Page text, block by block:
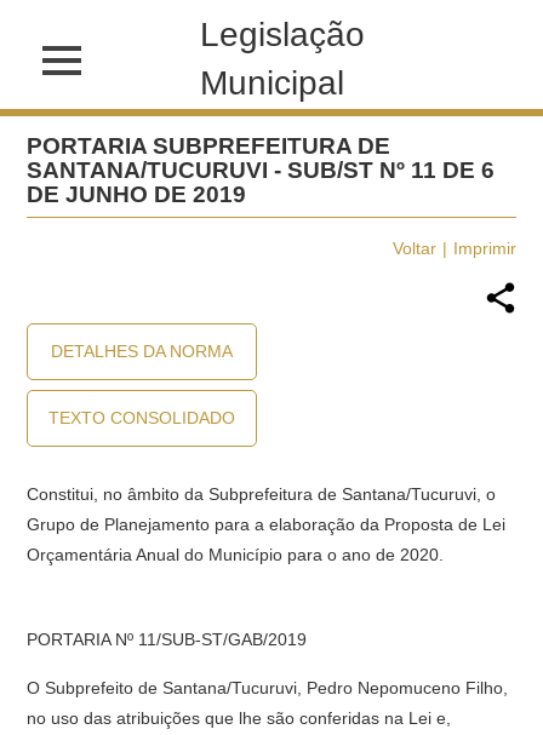
Legislação
Municipal
PORTARIA SUBPREFEITURA DE
SANTANA/TUCURUVI - SUB/ST Nº 11 DE 6
DE JUNHO DE 2019
Voltar Imprimir
DETALHES DA NORMA
TEXTO CONSOLIDADO
Constitui, no âmbito da Subprefeitura de Santana/Tucuruvi, o
Grupo de Planejamento para a elaboração da Proposta de Lei
Orçamentária Anual do Município para o ano de 2020.
PORTARIA Nº 11/SUB-ST/GAB/2019
O Subprefeito de Santana/Tucuruvi, Pedro Nepomuceno Filho,
no uso das atribuições que lhe são conferidas na Lei e,